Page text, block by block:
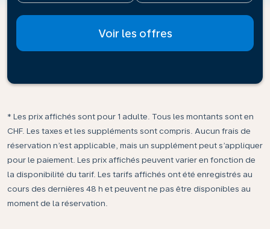
Voir les offres
* Les prix affichés sont pour 1 adulte. Tous les montants sont en
CHF. Les taxes et les suppléments sont compris. Aucun frais de
réservation n’est applicable, mais un supplément peut s’appliquer
pour le paiement. Les prix affichés peuvent varier en fonction de
la disponibilité du tarif. Les tarifs affichés ont été enregistrés au
cours des dernières 48 h et peuvent ne pas être disponibles au
moment de la réservation.